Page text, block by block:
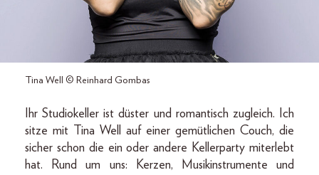
Tina Well © Reinhard Gombas
Ihr Studiokeller ist düster und romantisch zugleich. Ich
sitze mit Tina Well auf einer gemütlichen Couch, die
sicher schon die ein oder andere Kellerparty miterlebt
hat. Rund um uns: Kerzen, Musikinstrumente und